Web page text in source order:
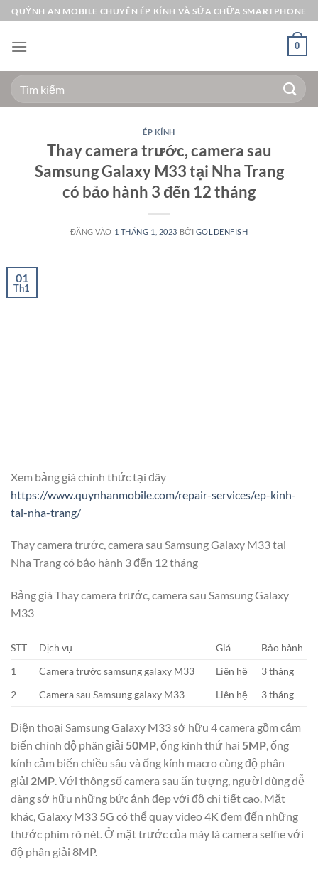
Bỏ
qua
nội
QUỲNH AN MOBILE CHUYÊN ÉP KÍNH VÀ SỬA CHỮA SMARTPHONE
0
Tìm
kiếm:
ÉP KÍNH
Thay camera trước, camera sau
Samsung Galaxy M33 tại Nha Trang
có bảo hành 3 đến 12 tháng
ĐĂNG VÀO 1 THÁNG 1, 2023 BỞI GOLDENFISH
01
Th1
Xem bảng giá chính thức tại đây
https://www.quynhanmobile.com/repair-services/ep-kinh-
tai-nha-trang/
Thay camera trước, camera sau Samsung Galaxy M33 tại
Nha Trang có bảo hành 3 đến 12 tháng
Bảng giá Thay camera trước, camera sau Samsung Galaxy
M33
STT Dịch vụ Giá
Bảo hành
1
Camera trước samsung galaxy M33 Liên hệ
3 tháng
2
Camera sau Samsung galaxy M33 Liên hệ 3 tháng
Điện thoại Samsung Galaxy M33 sở hữu 4 camera gồm cảm
biến chính độ phân giải 50MP, ống kính thứ hai 5MP, ống
kính cảm biến chiều sâu và ống kính macro cùng độ phân
giải 2MP. Với thông số camera sau ấn tượng, người dùng dễ
dàng sở hữu những bức ảnh đẹp với độ chi tiết cao. Mặt
khác, Galaxy M33 5G có thể quay video 4K đem đến những
thước phim rõ nét. Ở mặt trước của máy là camera selfie với
độ phân giải 8MP.